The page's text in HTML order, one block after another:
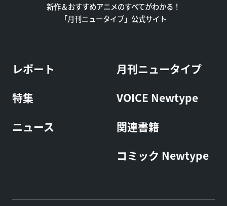
新作＆おすすめアニメのすべてがわかる！
「月刊ニュータイプ」公式サイト
レポート
特集
ニュース
月刊ニュータイプ
VOICE Newtype
関連書籍
コミック Newtype